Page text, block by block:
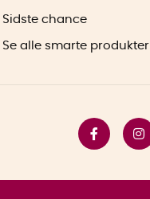
Sidste chance
Se alle smarte produkter